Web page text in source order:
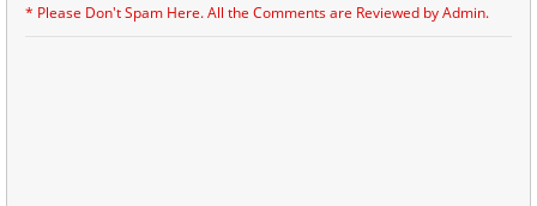
* Please Don't Spam Here. All the Comments are Reviewed by Admin.